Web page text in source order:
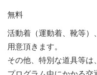
無料
活動着（運動着、靴等）
用意頂きます。
その他、特別な道具等は